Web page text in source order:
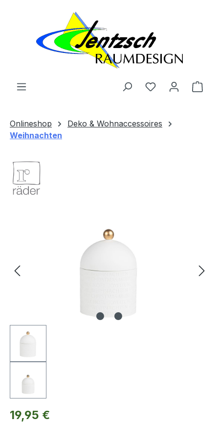
Zum Hauptinhalt springen
Onlineshop
Deko & Wohnaccessoires
Weihnachten
Regulärer Preis:
19,95 €